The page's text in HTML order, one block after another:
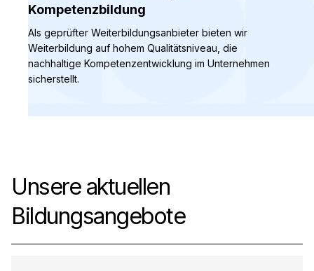
Kompetenzbildung
Als geprüfter Weiterbildungsanbieter bieten wir
Weiterbildung auf hohem Qualitätsniveau, die
nachhaltige Kompetenzentwicklung im Unternehmen
sicherstellt.
Unsere aktuellen
Bildungsangebote